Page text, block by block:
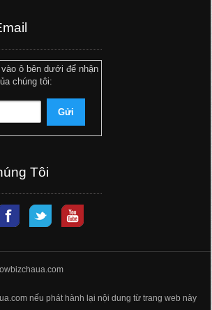
ô bên dưới để nhận
chúng tôi:
Tôi
nếu phát hành lại nội dung từ trang web này